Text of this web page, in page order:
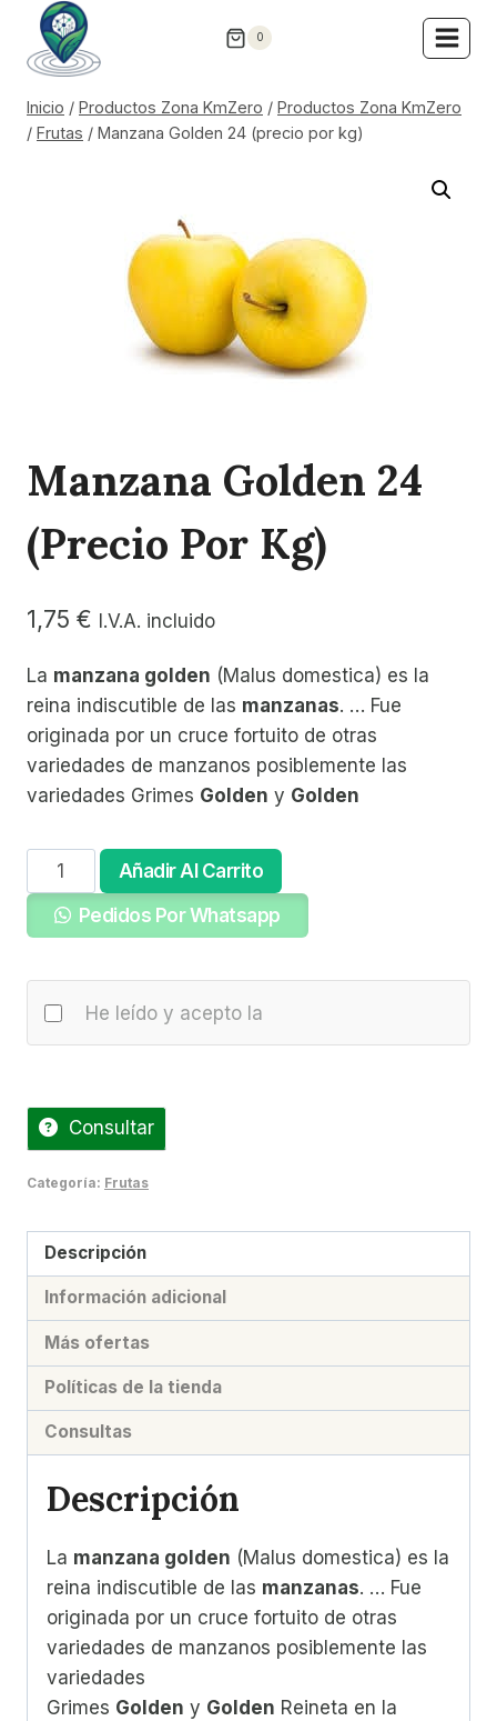
Saltar
contenido
0
Inicio / Productos Zona KmZero / Productos Zona KmZero
/ Frutas / Manzana Golden 24 (precio por kg)
Manzana Golden 24
(precio Por Kg)
1,75 € I.V.A. incluido
La manzana golden (Malus domestica) es la
reina indiscutible de las manzanas. … Fue
originada por un cruce fortuito de otras
variedades de manzanos posiblemente las
variedades Grimes Golden y Golden
Manzana
Golden
por
kg)
cantidad
Añadir Al Carrito
Pedidos Por Whatsapp
He leído y acepto la
Consultar
Categoría: Frutas
Descripción
Información adicional
Más ofertas
Políticas de la tienda
Consultas
Descripción
La manzana golden (Malus domestica) es la
reina indiscutible de las manzanas. … Fue
originada por un cruce fortuito de otras
variedades de manzanos posiblemente las
variedades
Grimes Golden y Golden Reineta en la